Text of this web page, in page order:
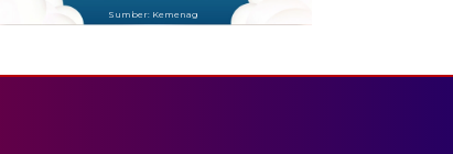
Sumber: Kemenag